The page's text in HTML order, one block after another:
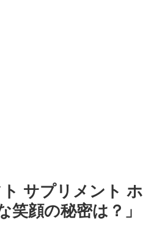
サプリメント ホ
顔の秘密は？」